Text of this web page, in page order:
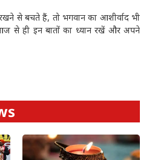
से बचते हैं, तो भगवान का आशीर्वाद भी
से ही इन बातों का ध्यान रखें और अपने